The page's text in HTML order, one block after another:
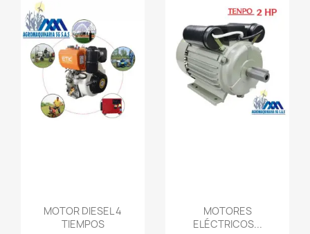
SG S.A.S
MOTOR DIESEL 4
TIEMPOS
favorite_border
MOTORES
ELÉCTRICOS...
favorite_border